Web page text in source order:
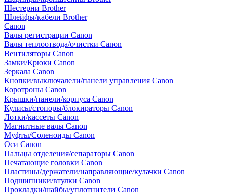
Шестерни Brother
Шлейфы/кабели Brother
Canon
Валы регистрации Canon
Валы теплоотвода/очистки Canon
Вентиляторы Canon
Замки/Крюки Canon
Зеркала Canon
Кнопки/выключалели/панели управления Canon
Коротроны Canon
Крышки/панели/корпуса Canon
Кулисы/стопоры/блокираторы Canon
Лотки/кассеты Canon
Магнитные валы Canon
Муфты/Соленоиды Canon
Оси Canon
Пальцы отделения/сепараторы Canon
Печатающие головки Canon
Пластины/держатели/направляющие/кулачки Canon
Подшипники/втулки Canon
Прокладки/шайбы/уплотнители Canon